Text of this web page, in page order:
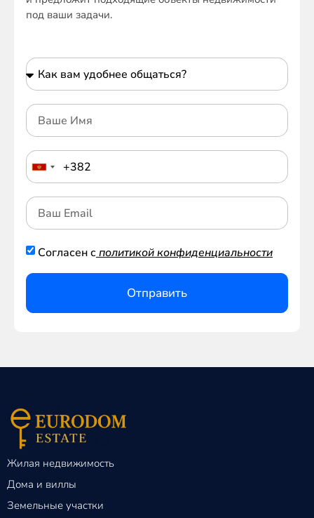
под ваши задачи.
Согласен с политикой конфиденциальности
Отправить
Жилая недвижимость
Дома и виллы
Земельные участки